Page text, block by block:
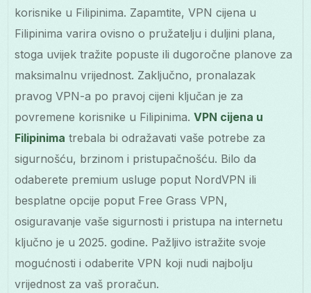
korisnike u Filipinima. Zapamtite, VPN cijena u
Filipinima varira ovisno o pružatelju i duljini plana,
stoga uvijek tražite popuste ili dugoročne planove za
maksimalnu vrijednost. Zaključno, pronalazak
pravog VPN-a po pravoj cijeni ključan je za
povremene korisnike u Filipinima.VPN cijena u
Filipinima trebala bi odražavati vaše potrebe za
sigurnošću, brzinom i pristupačnošću. Bilo da
odaberete premium usluge poput NordVPN ili
besplatne opcije poput Free Grass VPN,
osiguravanje vaše sigurnosti i pristupa na internetu
ključno je u 2025. godine. Pažljivo istražite svoje
mogućnosti i odaberite VPN koji nudi najbolju
vrijednost za vaš proračun.